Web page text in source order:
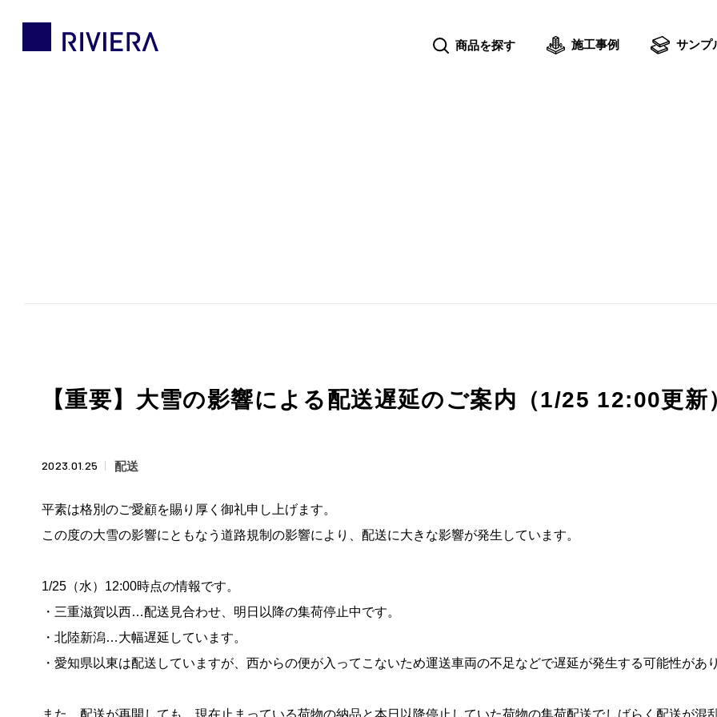
商品を探す 施工事例 サンプ
【重要】大雪の影響による配送遅延のご案内（1/25 12:00更新
2023.01.25 配送
平素は格別のご愛顧を賜り厚く御礼申し上げます。
この度の大雪の影響にともなう道路規制の影響により、配送に大きな影響が発生しています。
1/25（水）12:00時点の情報です。
・三重滋賀以西…配送見合わせ、明日以降の集荷停止中です。
・北陸新潟…大幅遅延しています。
・愛知県以東は配送していますが、西からの便が入ってこないため運送車両の不足などで遅延が発生する可能性があり
また、配送が再開しても、現在止まっている荷物の納品と本日以降停止していた荷物の集荷配送でしばらく配送が混